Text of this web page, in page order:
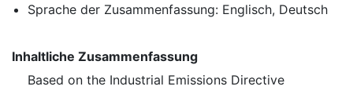
Sprache der Zusammenfassung: Englisch, Deutsch
Inhaltliche Zusammenfassung
Based on the Industrial Emissions Directive